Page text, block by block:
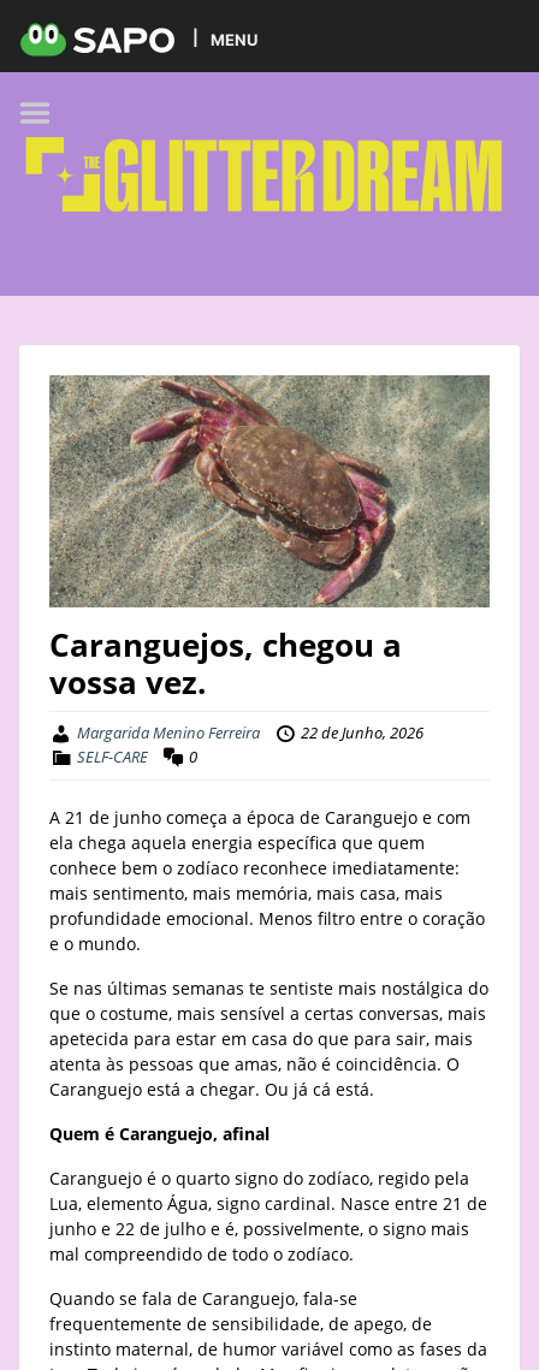
MENU
Caranguejos, chegou a
vossa vez.
Margarida Menino Ferreira
22 de Junho, 2026
SELF-CARE
0
A 21 de junho começa a época de Caranguejo e com
ela chega aquela energia específica que quem
conhece bem o zodíaco reconhece imediatamente:
mais sentimento, mais memória, mais casa, mais
profundidade emocional. Menos filtro entre o coração
e o mundo.
Se nas últimas semanas te sentiste mais nostálgica do
que o costume, mais sensível a certas conversas, mais
apetecida para estar em casa do que para sair, mais
atenta às pessoas que amas, não é coincidência. O
Caranguejo está a chegar. Ou já cá está.
Quem é Caranguejo, afinal
Caranguejo é o quarto signo do zodíaco, regido pela
Lua, elemento Água, signo cardinal. Nasce entre 21 de
junho e 22 de julho e é, possivelmente, o signo mais
mal compreendido de todo o zodíaco.
Quando se fala de Caranguejo, fala-se
frequentemente de sensibilidade, de apego, de
instinto maternal, de humor variável como as fases da
HOME
PODCAST
GLITTER BRANDS
KIDS
TREND
BEAUTY
PETS
MUSIC
STAY
BUSINESS
ABOUT